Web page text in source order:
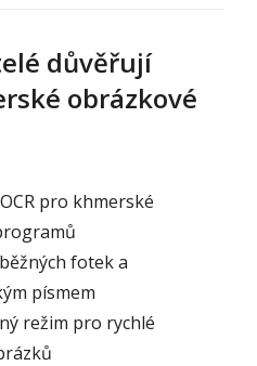
důvěřují
obrázkové
pro khmerské
fotek a
písmem
režim pro rychlé